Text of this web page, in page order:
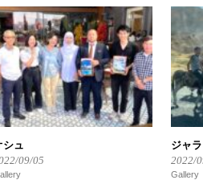
シュ
09/05
ジャ
2022/
Gallery